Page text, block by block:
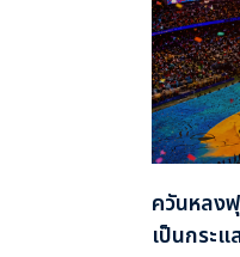
ควันหลง
เป็นกระแ